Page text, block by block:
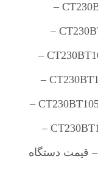
قیمت دستگاه کف شور CT230BT105 – قیمت دستگاه